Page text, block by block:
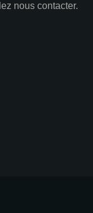
nous contacter.